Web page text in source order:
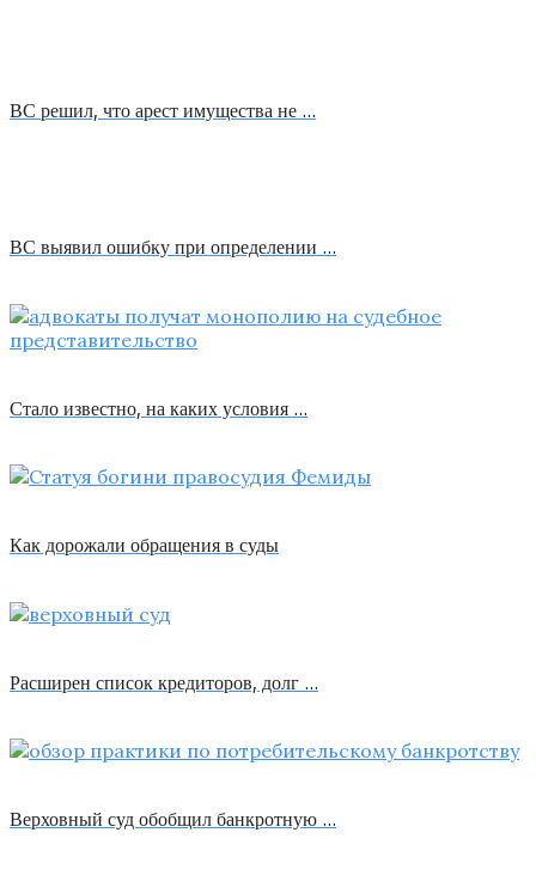
ВС решил, что арест имущества не …
ВС выявил ошибку при определении …
Стало известно, на каких условия …
Как дорожали обращения в суды
Расширен список кредиторов, долг …
Верховный суд обобщил банкротную …